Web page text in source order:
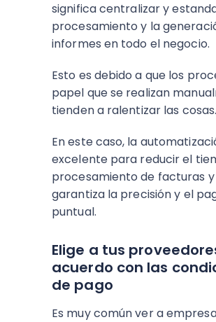
significa centralizar y
procesamiento y la
informes en todo el negocio.
Esto es debido a que los
papel que se realizan
tienden a ralentizar las cosas.
En este caso, la
excelente para reducir el
procesamiento de facturas y
garantiza la precisión y el
puntual.
Elige a tus
acuerdo con las
de pago
Es muy común ver a